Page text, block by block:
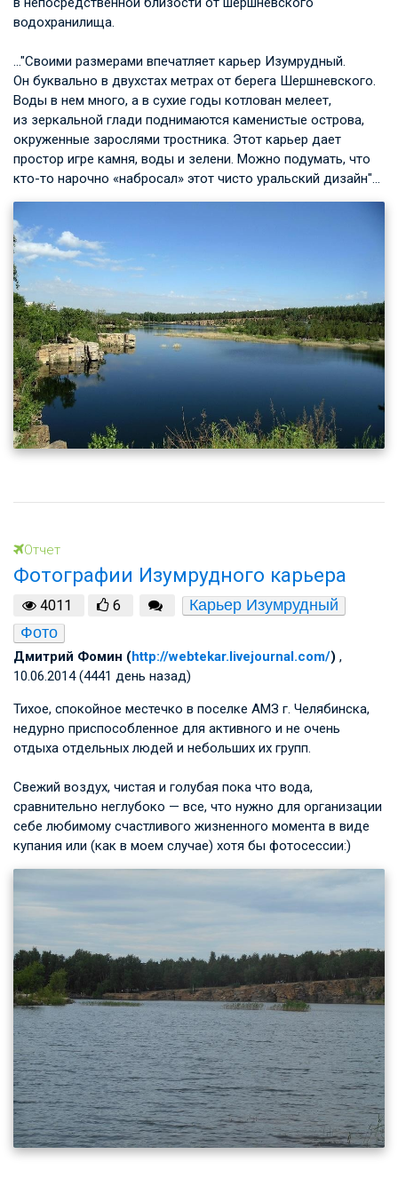
водохранилища.
…"Своими размерами впечатляет карьер Изумрудный.
Он буквально в двухстах метрах от берега Шершневского.
Воды в нем много, а в сухие годы котлован мелеет,
из зеркальной глади поднимаются каменистые острова,
окруженные зарослями тростника. Этот карьер дает
простор игре камня, воды и зелени. Можно подумать, что
кто-то нарочно «набросал» этот чисто уральский дизайн"…
Отчет
Фотографии Изумрудного карьера
4011 6
Карьер Изумрудный
Фото
Дмитрий Фомин (http://webtekar.livejournal.com/) ,
10.06.2014 (4441 день назад)
Тихое, спокойное местечко в поселке АМЗ г. Челябинска,
недурно приспособленное для активного и не очень
отдыха отдельных людей и небольших их групп.
Свежий воздух, чистая и голубая пока что вода,
сравнительно неглубоко — все, что нужно для организации
себе любимому счастливого жизненного момента в виде
купания или (как в моем случае) хотя бы фотосессии:)